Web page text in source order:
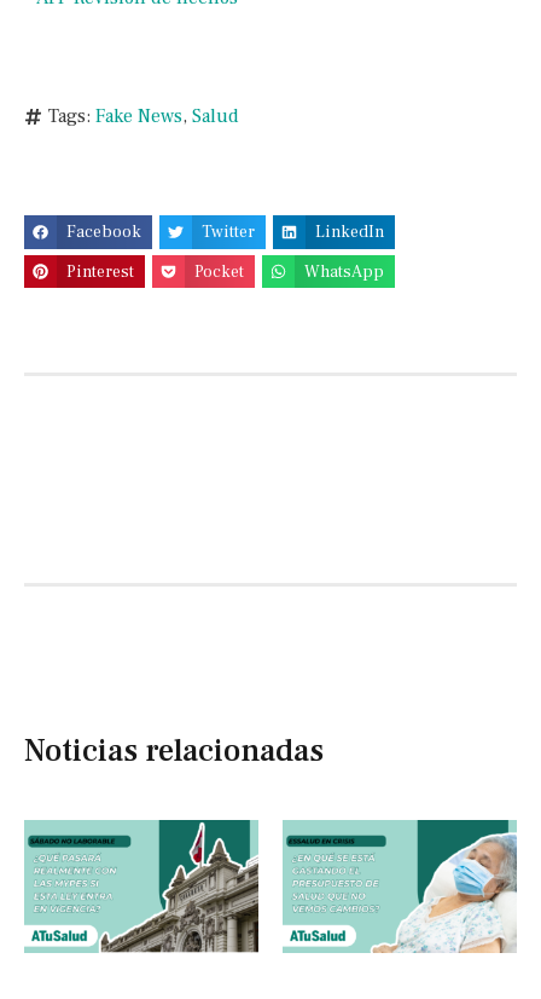
Tags: Fake News, Salud
Facebook Twitter
LinkedIn
Pinterest
Pocket WhatsApp
Noticias relacionadas